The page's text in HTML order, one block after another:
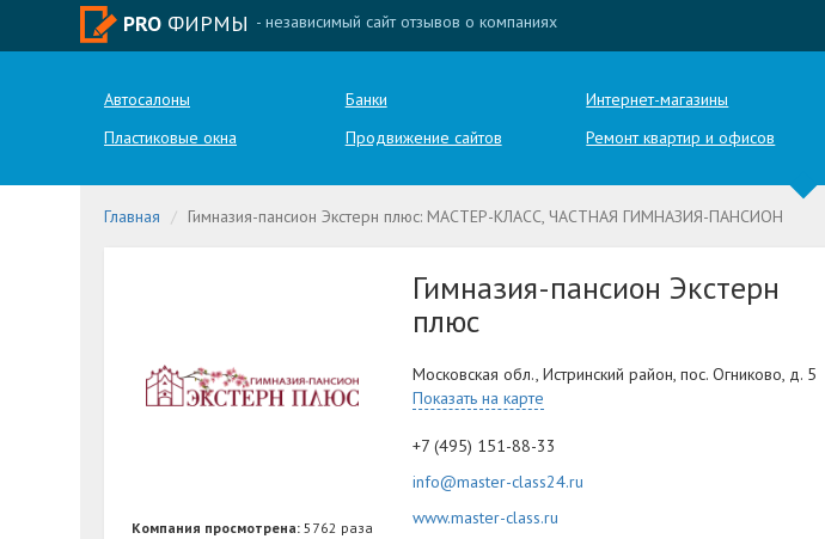
PRO ФИРМЫ - независимый сайт отзывов о компаниях
Автосалоны Банки Интернет-магазины
Пластиковые окна
Продвижение сайтов Ремонт квартир и офисов
Главная Гимназия-пансион Экстерн плюс: МАСТЕР-КЛАСС, ЧАСТНАЯ ГИМНАЗИЯ-ПАНСИОН
Компания просмотрена:5762 раза
Гимназия-пансион Экстерн
плюс
Московская обл., Истринский район, пос. Огниково, д. 5
Показать на карте
+7 (495) 151-88-33
info@master-class24.ru
www.master-class.ru